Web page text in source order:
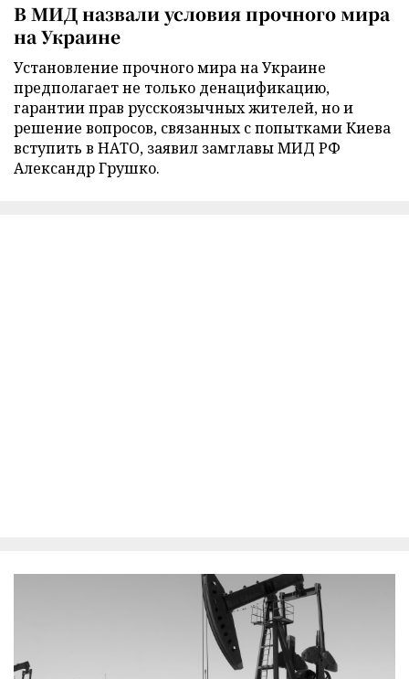
В МИД назвали условия прочного мира
на Украине
Установление прочного мира на Украине
предполагает не только денацификацию,
гарантии прав русскоязычных жителей, но и
решение вопросов, связанных с попытками Киева
вступить в НАТО, заявил замглавы МИД РФ
Александр Грушко.